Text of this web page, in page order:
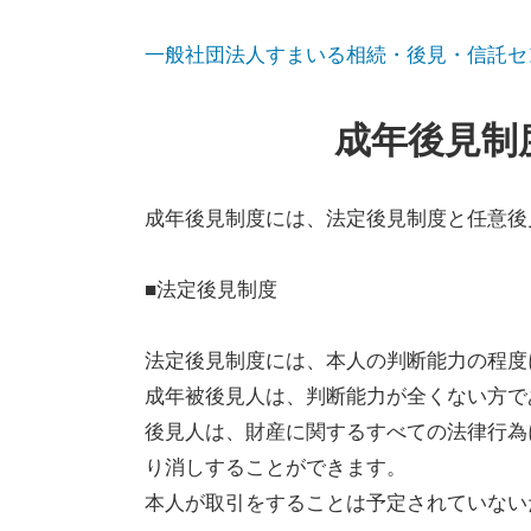
一般社団法人すまいる相続・後見・信託
成年後見
成年後見制度には、法定後見制度と任意
■法定後見制度
法定後見制度には、本人の判断能力の程
成年被後見人は、判断能力が全くない方
後見人は、財産に関するすべての法律行
り消しすることができます。
本人が取引をすることは予定されていな